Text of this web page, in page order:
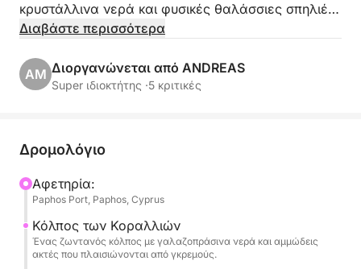
κρυστάλλινα νερά και φυσικές θαλάσσιες σπηλιές
κρύβουν μυστικά της θάλασσας. Αυτό το αξέχαστο
γεύση περιπέτειας, ιδανικό για όσους θέλουν να
ζήσουν την Κύπρο πέρα από την παραλία.
πλεύσετε βορειοδυτικά περνώντας από τον
σκάφος γλιστράει προς τον Κόλπο των Κοραλλιών,
μια αγαπημένη αμμουδιά με γαλαζοπράσινα νερά
και εντυπωσιακούς βραχώδεις σχηματισμούς. Λίγο
αργότερα, θα φτάσετε στον Κόλπο της Κοραλίας,
όπου θα απολαύσετε την πρώτη σας στάση για
Διαβάστε περισσότερα
AM Διοργανώνεται από ANDREAS
Super ιδιοκτήτης ·5 κριτικές
Δρομολόγιο
Αφετηρία:
Paphos Port, Paphos, Cyprus
Κόλπος των Κοραλλιών
Ένας ζωντανός κόλπος με γαλαζοπράσινα νερά και αμμώδεις
ακτές που πλαισιώνονται από γκρεμούς.